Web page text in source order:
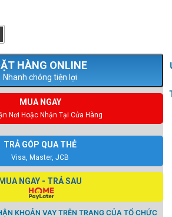
Nhanh chóng tiện lợi
MUA NGAY
Nơi Hoặc Nhận Tại Cửa Hàng
TRẢ GÓP QUA THẺ
Visa, Master, JCB
MUA NGAY - TRẢ SAU
KHOẢN VAY TRÊN TRANG CỦA TỔ CHỨC